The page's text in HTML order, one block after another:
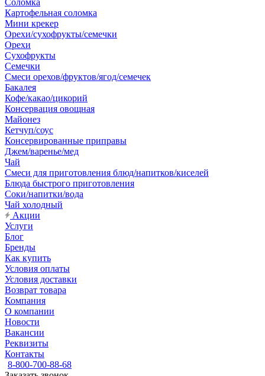
Соломка
Картофельная соломка
Мини крекер
Орехи/сухофрукты/семечки
Орехи
Сухофрукты
Семечки
Смеси орехов/фруктов/ягод/семечек
Бакалея
Кофе/какао/цикорий
Консервация овощная
Майонез
Кетчуп/соус
Консервированные приправы
Джем/варенье/мед
Чай
Смеси для приготовления блюд/напитков/киселей
Блюда быстрого приготовления
Соки/напитки/вода
Чай холодный
Акции
Услуги
Блог
Бренды
Как купить
Условия оплаты
Условия доставки
Возврат товара
Компания
О компании
Новости
Вакансии
Реквизиты
Контакты
8-800-700-88-68